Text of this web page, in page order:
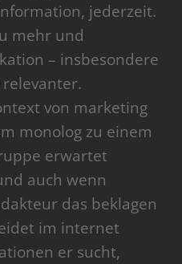
jederzeit.
mehr und
– insbesondere
von marketing
monolog zu einem
erwartet
auch wenn
das beklagen
im internet
er sucht,